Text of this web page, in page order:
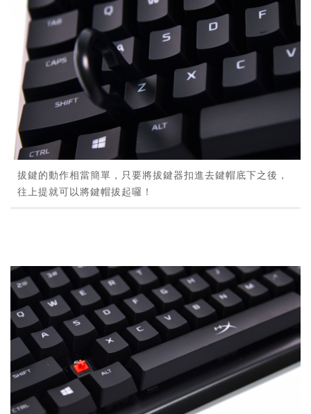
拔鍵的動作相當簡單，只要將拔鍵器扣進去鍵帽底下之後，
往上提就可以將鍵帽拔起囉！